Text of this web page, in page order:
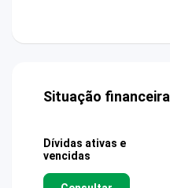
Situação financeira
Dívidas ativas e
vencidas